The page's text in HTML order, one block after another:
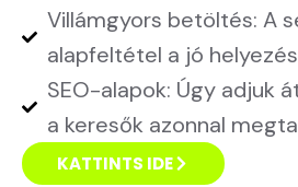
Villámgyors betöltés: A
alapfeltétel a jó
SEO-alapok: Úgy adjuk
a keresők azonnal
KATTINTS IDE